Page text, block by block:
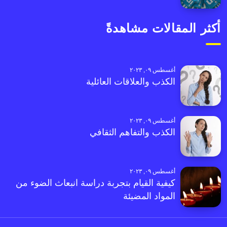
أكثر المقالات مشاهدةً
أغسطس ٠٩, ٢٠٢٣
الكذب والعلاقات العائلية
أغسطس ٠٩, ٢٠٢٣
الكذب والتفاهم الثقافي
أغسطس ٠٩, ٢٠٢٣
كيفية القيام بتجربة دراسة انبعاث الضوء من
المواد المضيئة